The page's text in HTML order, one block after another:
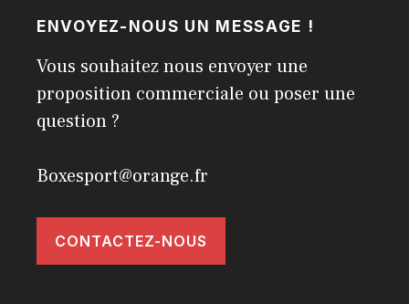
ENVOYEZ-NOUS UN MESSAGE !
Vous souhaitez nous envoyer une
proposition commerciale ou poser une
question ?
Boxesport@orange.fr
CONTACTEZ-NOUS